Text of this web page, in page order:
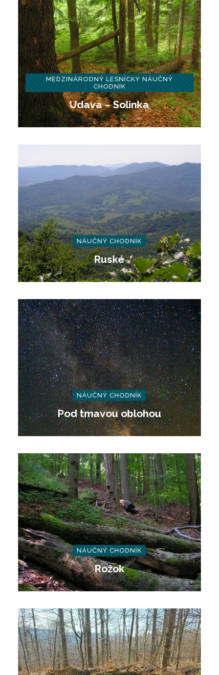
MEDZINÁRODNÝ LESNÍCKY NÁUČNÝ
CHODNÍK
Udava – Solinka
NÁUČNÝ CHODNÍK
Ruské
NÁUČNÝ CHODNÍK
Pod tmavou oblohou
NÁUČNÝ CHODNÍK
Rožok